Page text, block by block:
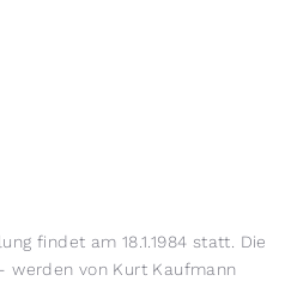
findet am 18.1.1984 statt. Die
werden von Kurt Kaufmann